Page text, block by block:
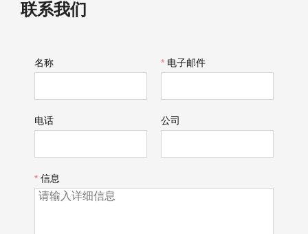
联系我们
名称 * 电子邮件
电话 公司
* 信息